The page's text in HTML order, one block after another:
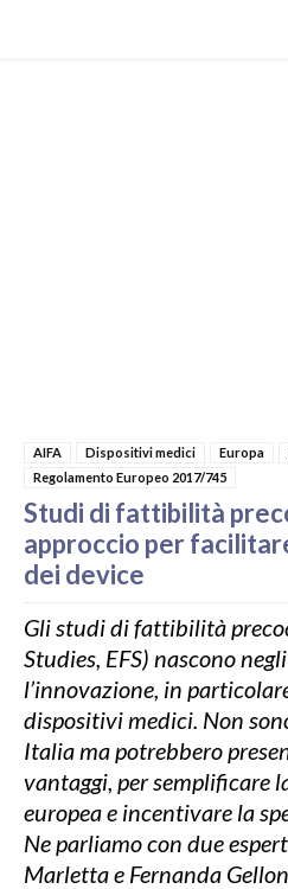
AIFA Dispositivi medici Europa
Regolamento Europeo 2017/745
Studi di fattibilità
approccio per
dei device
Gli studi di fattibilità
Studies, EFS) nascono
l’innovazione, in
dispositivi medici. Non
Italia ma potrebbero
vantaggi, per semplificare
europea e incentivare la
Ne parliamo con due
Marletta e Fernanda